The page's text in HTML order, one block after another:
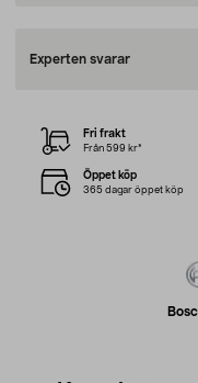
Experten svarar
Fri frakt
Från 599 kr*
Öppet köp
365 dagar öppet köp